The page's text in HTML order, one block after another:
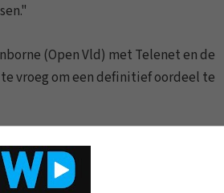
(Open Vld) met Telenet en de
vroeg om een definitief oordeel te
909